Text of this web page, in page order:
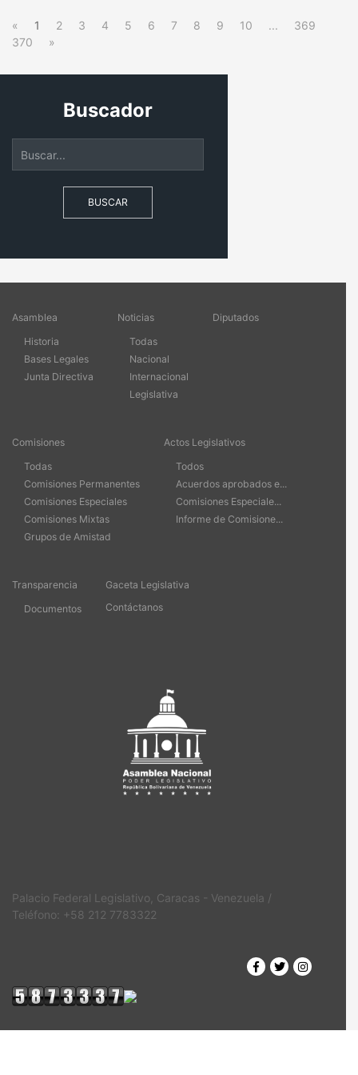
« 1 2 3 4 5 6 7 8 9 10 ...
369
370
»
Buscador
BUSCAR
Asamblea
Historia
Bases Legales
Junta Directiva
Noticias
Todas
Nacional
Internacional
Legislativa
Diputados
Comisiones
Todas
Comisiones Permanentes
Comisiones Especiales
Comisiones Mixtas
Grupos de Amistad
Actos Legislativos
Todos
Acuerdos aprobados e...
Comisiones Especiale...
Informe de Comisione...
Transparencia
Documentos
Gaceta Legislativa
Contáctanos
Palacio Federal Legislativo, Caracas - Venezuela /
Teléfono: +58 212 7783322